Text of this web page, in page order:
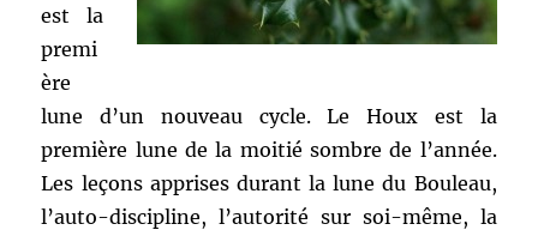
est la
premi
ère
lune d’un nouveau cycle. Le Houx est la
première lune de la moitié sombre de l’année.
Les leçons apprises durant la lune du Bouleau,
l’auto-discipline, l’autorité sur soi-même, la